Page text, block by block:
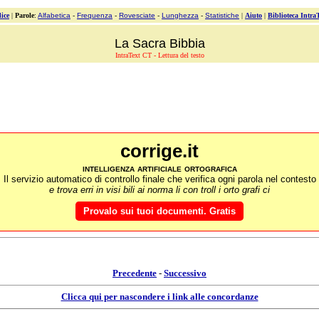
| Parole: Alfabetica - Frequenza - Rovesciate - Lunghezza - Statistiche | Aiuto | Biblioteca
La Sacra Bibbia
IntraText CT - Lettura del testo
corrige.it
intelligenza artificiale ortografica
Il servizio automatico di controllo finale che verifica ogni parola nel contesto
e trova erri in visi bili ai norma li con troll i orto grafi ci
Provalo sui tuoi documenti. Gratis
Precedente - Successivo
Clicca qui per nascondere i link alle concordanze